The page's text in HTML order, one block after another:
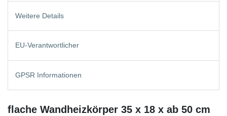
Weitere Details
EU-Verantwortlicher
GPSR Informationen
flache Wandheizkörper 35 x 18 x ab 50 cm